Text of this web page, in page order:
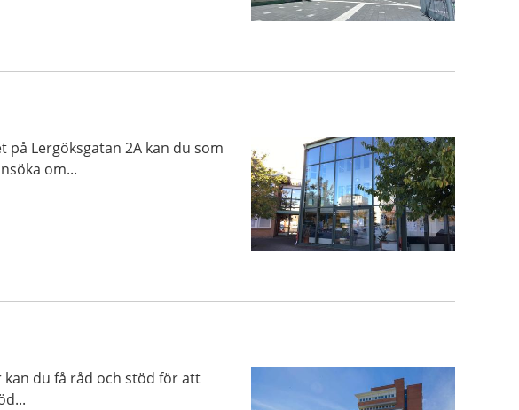
på Lergöksgatan 2A kan du som
om...
du få råd och stöd för att